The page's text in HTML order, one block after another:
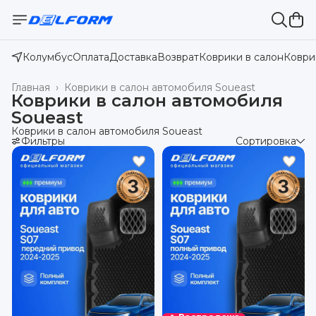
КолумбусОплатаДоставкаВозвратКоврики в салон
Коврики в салон автомобиля Soueast
Главная ›
Коврики в салон автомобиля
Soueast
Коврики в салон автомобиля Soueast
Фильтры Сортировка